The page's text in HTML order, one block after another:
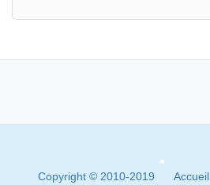
Copyright © 2010-2019 Accueil